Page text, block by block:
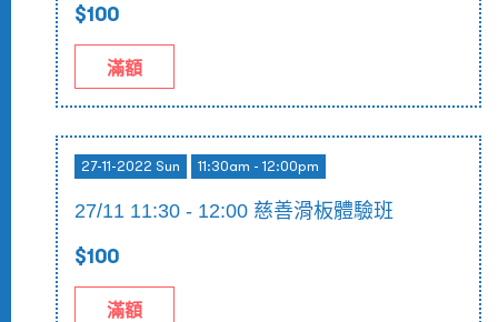
$100
滿額
27-11-2022 Sun 11:30am - 12:00pm
27/11 11:30 - 12:00 慈善滑板體驗班
$100
滿額